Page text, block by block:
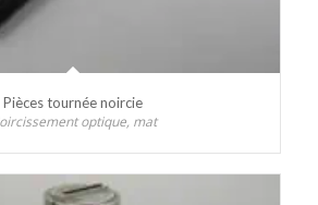
Pièces tournée noircie
optique, mat